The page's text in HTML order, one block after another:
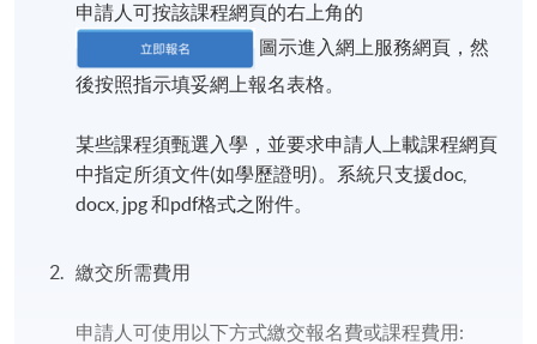
申請人可按該課程網頁的右上角的
圖示進入網上服務網頁，然
後按照指示填妥網上報名表格。
某些課程須甄選入學，並要求申請人上載課程網頁
中指定所須文件(如學歷證明)。系統只支援doc,
docx, jpg 和pdf格式之附件。
繳交所需費用
申請人可使用以下方式繳交報名費或課程費用: